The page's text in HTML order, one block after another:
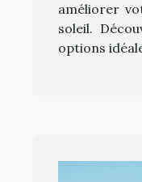
améliorer
soleil.
options